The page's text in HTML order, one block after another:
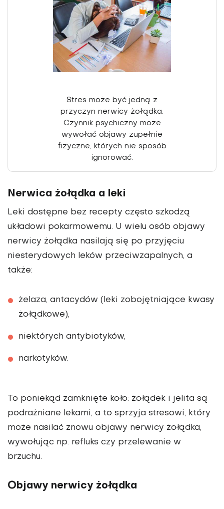
Stres może być jedną z
przyczyn nerwicy żołądka.
Czynnik psychiczny może
wywołać objawy zupełnie
fizyczne, których nie sposób
ignorować.
Nerwica żołądka a leki
Leki dostępne bez recepty często szkodzą
układowi pokarmowemu. U wielu osób objawy
nerwicy żołądka nasilają się po przyjęciu
niesterydowych leków przeciwzapalnych, a
także:
żelaza, antacydów (leki zobojętniające kwasy
żołądkowe),
niektórych antybiotyków,
narkotyków.
To poniekąd zamknięte koło: żołądek i jelita są
podrażniane lekami, a to sprzyja stresowi, który
może nasilać znowu objawy nerwicy żołądka,
wywołując np. refluks czy przelewanie w
brzuchu.
Objawy nerwicy żołądka